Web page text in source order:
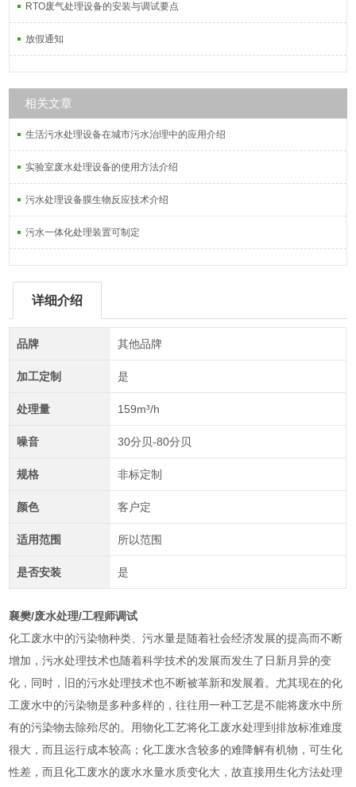
RTO废气处理设备的安装与调试要点
放假通知
相关文章
生活污水处理设备在城市污水治理中的应用介绍
实验室废水处理设备的使用方法介绍
污水处理设备膜生物反应技术介绍
污水一体化处理装置可制定
详细介绍
品牌 其他品牌
加工定制 是
处理量 159m³/h
噪音 30分贝-80分贝
规格 非标定制
颜色 客户定
适用范围 所以范围
是否安装 是
襄樊/废水处理/工程师调试
化工废水中的污染物种类、污水量是随着社会经济发展的提高而不断
增加，污水处理技术也随着科学技术的发展而发生了日新月异的变
化，同时，旧的污水处理技术也不断被革新和发展着。尤其现在的化
工废水中的污染物是多种多样的，往往用一种工艺是不能将废水中所
有的污染物去除殆尽的。用物化工艺将化工废水处理到排放标准难度
很大，而且运行成本较高；化工废水含较多的难降解有机物，可生化
性差，而且化工废水的废水水量水质变化大，故直接用生化方法处理